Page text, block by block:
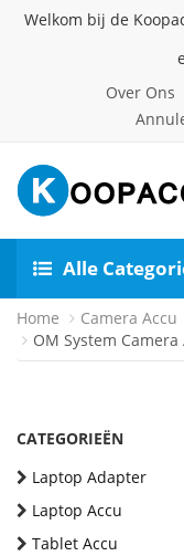
Welkom bij de
Over Ons
Alle
Home
Camera Accu
OM System
CATEGORIEËN
Laptop Adapter
Laptop Accu
Tablet Accu